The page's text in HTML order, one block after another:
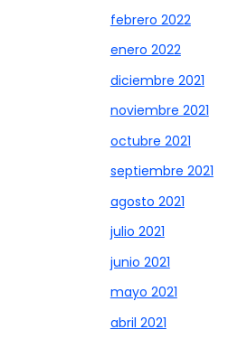
febrero 2022
enero 2022
diciembre 2021
noviembre 2021
octubre 2021
septiembre 2021
agosto 2021
julio 2021
junio 2021
mayo 2021
abril 2021